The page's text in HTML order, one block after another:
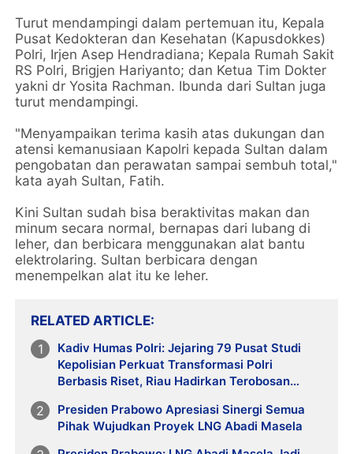
Turut mendampingi dalam pertemuan itu, Kepala
Pusat Kedokteran dan Kesehatan (Kapusdokkes)
Polri, Irjen Asep Hendradiana; Kepala Rumah Sakit
RS Polri, Brigjen Hariyanto; dan Ketua Tim Dokter
yakni dr Yosita Rachman. Ibunda dari Sultan juga
turut mendampingi.
"Menyampaikan terima kasih atas dukungan dan
atensi kemanusiaan Kapolri kepada Sultan dalam
pengobatan dan perawatan sampai sembuh total,"
kata ayah Sultan, Fatih.
Kini Sultan sudah bisa beraktivitas makan dan
minum secara normal, bernapas dari lubang di
leher, dan berbicara menggunakan alat bantu
elektrolaring. Sultan berbicara dengan
menempelkan alat itu ke leher.
RELATED ARTICLE
Kadiv Humas Polri: Jejaring 79 Pusat Studi
Kepolisian Perkuat Transformasi Polri
Berbasis Riset, Riau Hadirkan Terobosan
Presiden Prabowo Apresiasi Sinergi Semua
Pihak Wujudkan Proyek LNG Abadi Masela